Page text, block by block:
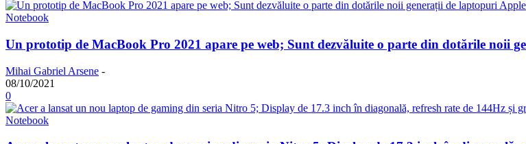
Notebook
Un prototip de MacBook Pro 2021 apare pe web; Sunt dezvăluite o parte din dotările noii
Mihai Gabriel Arsene -
08/10/2021
0
Notebook